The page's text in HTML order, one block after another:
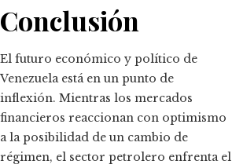
Conclusión
El futuro económico y político de
Venezuela está en un punto de
inflexión. Mientras los mercados
financieros reaccionan con optimismo
a la posibilidad de un cambio de
régimen, el sector petrolero enfrenta el